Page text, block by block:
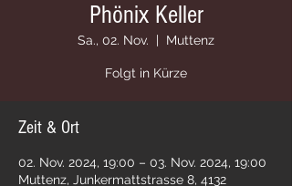
Phönix Keller
Sa., 02. Nov.
  |
Muttenz
Folgt in Kürze
Zeit & Ort
02. Nov. 2024, 19:00 – 03. Nov. 2024, 19:00
Muttenz, Junkermattstrasse 8, 4132